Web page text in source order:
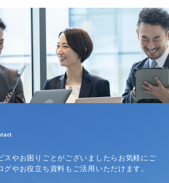
スやお困りごとがございましたらお気軽にご
やお役立ち資料もご活用いただけます。